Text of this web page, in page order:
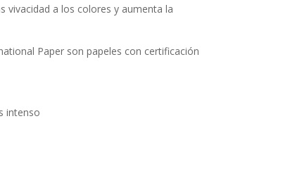
vivacidad a los colores y aumenta la
Paper son papeles con certificación
intenso